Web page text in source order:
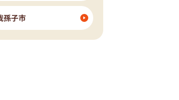
孫子市